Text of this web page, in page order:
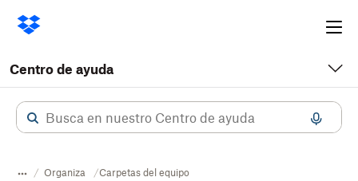
Centro de ayuda
Organiza Carpetas del equipo